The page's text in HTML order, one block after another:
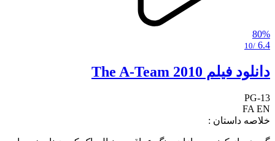
80%
6.4
/10
دانلود فیلم The A-Team 2010
PG-13
FA EN
خلاصه داستان :